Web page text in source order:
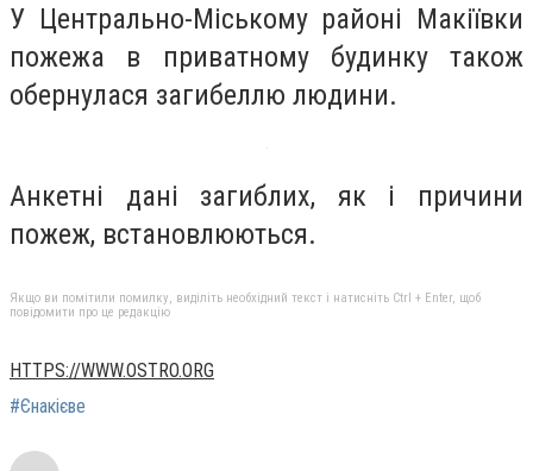
У Центрально-Міському районі Макіївки
пожежа в приватному будинку також
обернулася загибеллю людини.
Анкетні дані загиблих, як і причини
пожеж, встановлюються.
Якщо ви помітили помилку, виділіть необхідний текст і натисніть Ctrl + Enter, щоб
повідомити про це редакцію
HTTPS://WWW.OSTRO.ORG
#Єнакієве